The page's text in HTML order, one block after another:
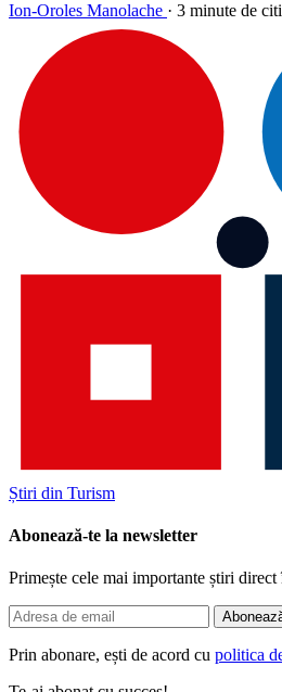
Ion-Oroles Manolache · 3 minute de
Știri din Turism
Abonează-te la newsletter
Primește cele mai importante știri
Prin abonare, ești de acord cu politica